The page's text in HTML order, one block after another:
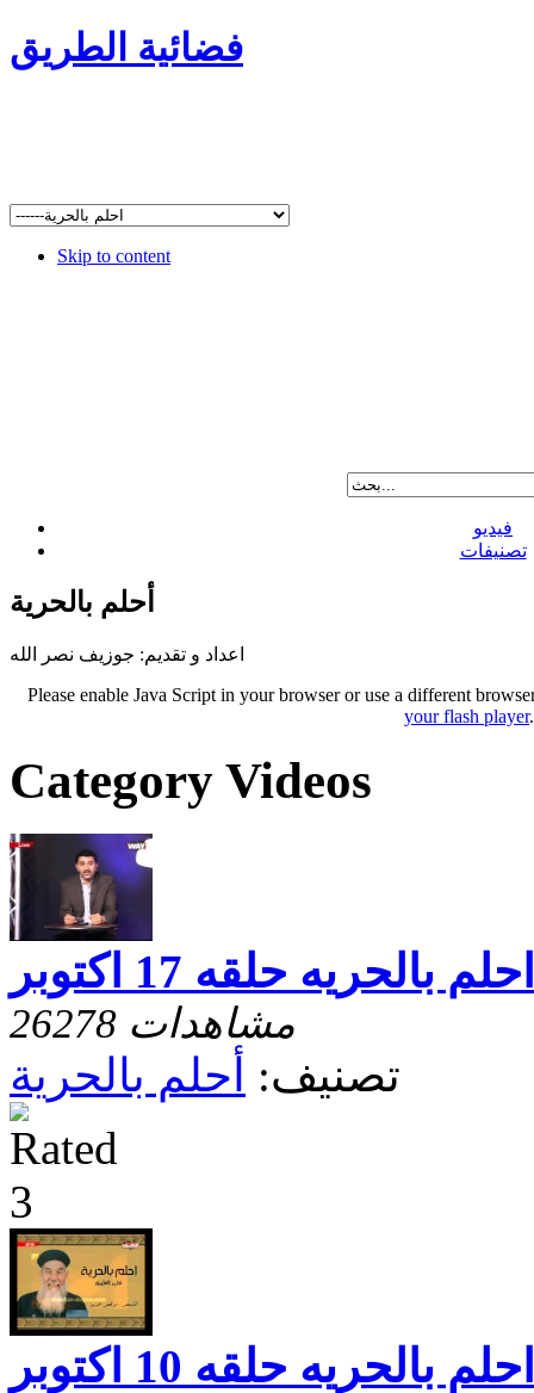
فضائية الطريق
Skip to content
فيديو
تصنيفات
أحلم بالحرية
اعداد و تقديم: جوزيف نصر الله
Please enable Java Script in your browser or use a different
your flash player.
Category Videos
احلم بالحريه حلقه 17 اكتوبر
26278 مشاهدات
تصنيف: أحلم بالحرية
احلم بالحريه حلقه 10 اكتوبر